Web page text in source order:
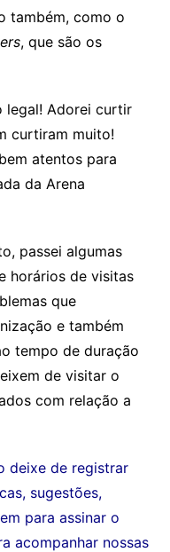
também, como o
, que são os
legal! Adorei curtir
curtiram muito!
atentos para
da Arena
passei algumas
horários de visitas
que
e também
tempo de duração
de visitar o
com relação a
deixe de registrar
sugestões,
para assinar o
acompanhar nossas